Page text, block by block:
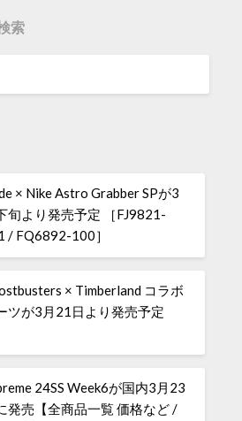
索
× Nike Astro Grabber SPが3
旬より発売予定 ［FJ9821-
/ FQ6892-100］
× Timberland コラボ
ツが3月21日より発売予定
24SS Week6が国内3月23
発売【全商品一覧 価格など /